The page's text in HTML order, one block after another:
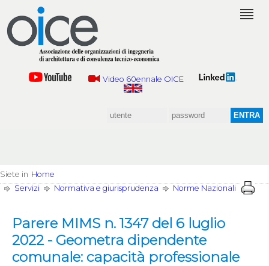
Video 60ennale OICE
Siete in Home
Servizi
Normativa e giurisprudenza Norme Nazionali
Parere MIMS n. 1347 del 6 luglio
2022 - Geometra dipendente
comunale: capacità professionale